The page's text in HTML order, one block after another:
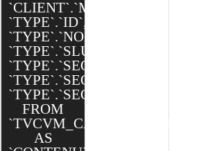
`CLIENT`.`MODIFIED`,
`TYPE`.`ID`,
`TYPE`.`NOM`,
`TYPE`.`SLUG`,
`TYPE`.`SEO_DESCRIPTION`,
`TYPE`.`SEO_TITLE`,
`TYPE`.`SEO_SLUG`
FROM
`TVCVM_CAKE`.`CONTENUS`
AS